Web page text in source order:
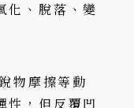
化、脫落、變
物摩擦等動